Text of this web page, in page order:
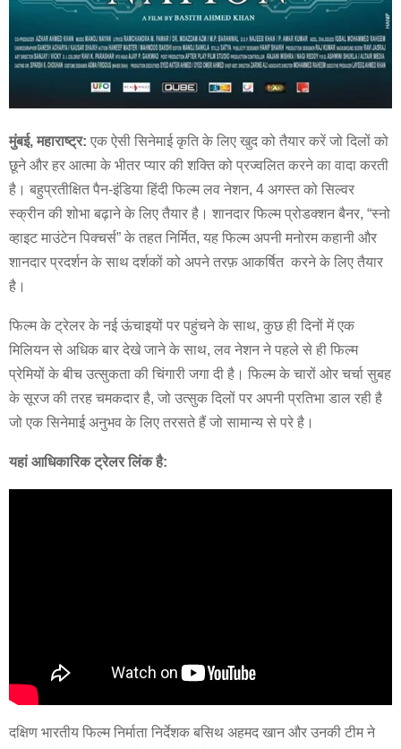
मुंबई, महाराष्ट्र: एक ऐसी सिनेमाई कृति के लिए खुद को तैयार करें जो दिलों को
छूने और हर आत्मा के भीतर प्यार की शक्ति को प्रज्वलित करने का वादा करती
है। बहुप्रतीक्षित पैन-इंडिया हिंदी फिल्म लव नेशन, 4 अगस्त को सिल्वर
स्क्रीन की शोभा बढ़ाने के लिए तैयार है। शानदार फिल्म प्रोडक्शन बैनर, “स्नो
व्हाइट माउंटेन पिक्चर्स” के तहत निर्मित, यह फिल्म अपनी मनोरम कहानी और
शानदार प्रदर्शन के साथ दर्शकों को अपने तरफ़ आकर्षित करने के लिए तैयार
है।
फिल्म के ट्रेलर के नई ऊंचाइयों पर पहुंचने के साथ, कुछ ही दिनों में एक
मिलियन से अधिक बार देखे जाने के साथ, लव नेशन ने पहले से ही फिल्म
प्रेमियों के बीच उत्सुकता की चिंगारी जगा दी है। फिल्म के चारों ओर चर्चा सुबह
के सूरज की तरह चमकदार है, जो उत्सुक दिलों पर अपनी प्रतिभा डाल रही है
जो एक सिनेमाई अनुभव के लिए तरसते हैं जो सामान्य से परे है।
यहां आधिकारिक ट्रेलर लिंक है:
दक्षिण भारतीय फिल्म निर्माता निर्देशक बसिथ अहमद खान और उनकी टीम ने